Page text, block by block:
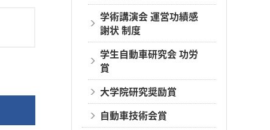
学術講演会 運営功績感
謝状 制度
学生自動車研究会 功労
賞
大学院研究奨励賞
自動車技術会賞